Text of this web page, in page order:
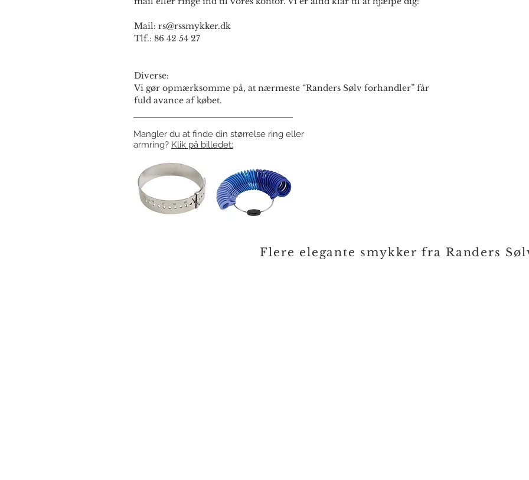
Mail: rs@rssmykker.dk
Tlf.: 86 42 54 27
Diverse:
Vi gør opmærksomme på, at nærmeste “Randers Sølv forhandler” får
fuld avance af købet.
Mangler du at finde din størrelse ring eller
armring? Klik på billedet:
Flere elegante smykker fra Randers